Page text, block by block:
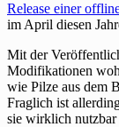
Release einer
im April diesen
Mit der
Modifikationen
wie Pilze aus dem
Fraglich ist
sie wirklich nutzbar